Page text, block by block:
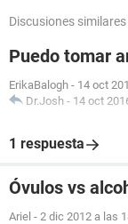
Discusiones similares
Puedo tomar
ErikaBalogh - 14 oct
Dr.Josh - 14 oct
1 respuesta
Óvulos vs
Ariel - 2 dic 2012 a las